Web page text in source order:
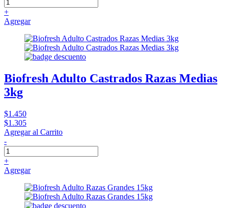
+
Agregar
Biofresh Adulto Castrados Razas Medias
3kg
$1.450
$1.305
Agregar al Carrito
-
+
Agregar